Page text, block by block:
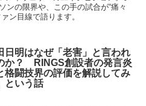
ンの限界や、この手の試合が“痛々
ン目線で語ります。
日明はなぜ「老害」と言われ
か？ RINGS創設者の発言炎
格闘技界の評価を解説してみ
という話